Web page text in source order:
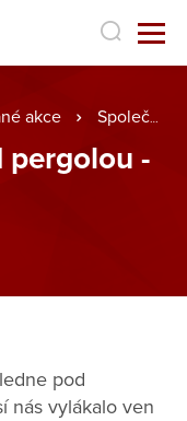
akce Společenské hry pod pergolou - Litovel
pergolou -
pod
nás vylákalo ven